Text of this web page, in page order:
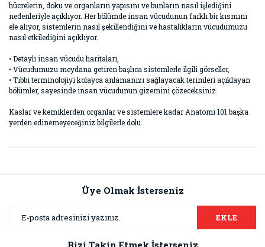
hücrelerin, doku ve organların yapısını ve bunların nasıl işlediğini
nedenleriyle açıklıyor. Her bölümde insan vücudunun farklı bir kısmını
ele alıyor, sistemlerin nasıl şekillendiğini ve hastalıkların vücudumuzu
nasıl etkilediğini açıklıyor.
• Detaylı insan vücudu haritaları,
• Vücudumuzu meydana getiren başlıca sistemlerle ilgili görseller,
• Tıbbi terminolojiyi kolayca anlamanızı sağlayacak terimleri açıklayan
bölümler, sayesinde insan vücudunun gizemini çözeceksiniz.
Kaslar ve kemiklerden organlar ve sistemlere kadar Anatomi 101 başka
yerden edinemeyeceğiniz bilgilerle dolu.
Görüş ve önerileriniz için teşekkür ederiz.
Ürün resmi kalitesiz, bozuk veya görüntülenemiyor.
Üye Olmak İsterseniz
EKLE
Bizi Takip Etmek İsterseniz